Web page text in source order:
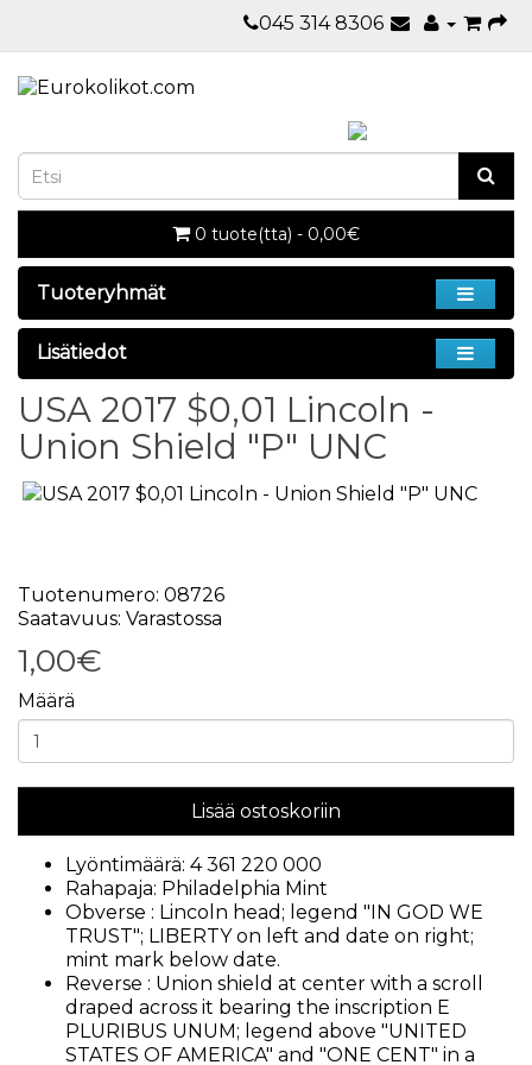
045 314 8306
0 tuote(tta) - 0,00€
Tuoteryhmät
Lisätiedot
USA 2017 $0,01 Lincoln -
Union Shield "P" UNC
Tuotenumero: 08726
Saatavuus: Varastossa
1,00€
Määrä
Lisää ostoskoriin
Lyöntimäärä: 4 361 220 000
Rahapaja: Philadelphia Mint
Obverse : Lincoln head; legend "IN GOD WE
TRUST"; LIBERTY on left and date on right;
mint mark below date.
Reverse : Union shield at center with a scroll
draped across it bearing the inscription E
PLURIBUS UNUM; legend above "UNITED
STATES OF AMERICA" and "ONE CENT" in a